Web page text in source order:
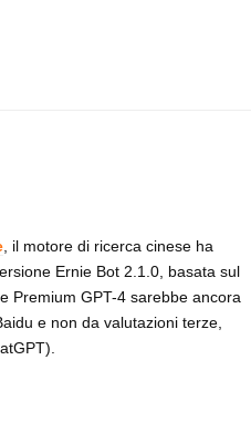
, il motore di ricerca cinese ha
Ernie Bot 2.1.0, basata sul
Premium GPT-4 sarebbe ancora
e non da valutazioni terze,